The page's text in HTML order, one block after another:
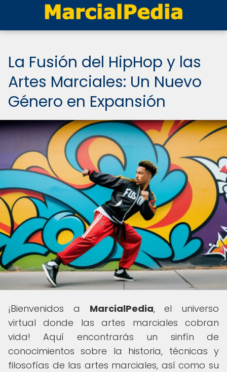
La Fusión del HipHop y las
Artes Marciales: Un Nuevo
Género en Expansión
¡Bienvenidos a MarcialPedia, el universo
virtual donde las artes marciales cobran
vida! Aquí encontrarás un sinfín de
conocimientos sobre la historia, técnicas y
filosofías de las artes marciales, así como su